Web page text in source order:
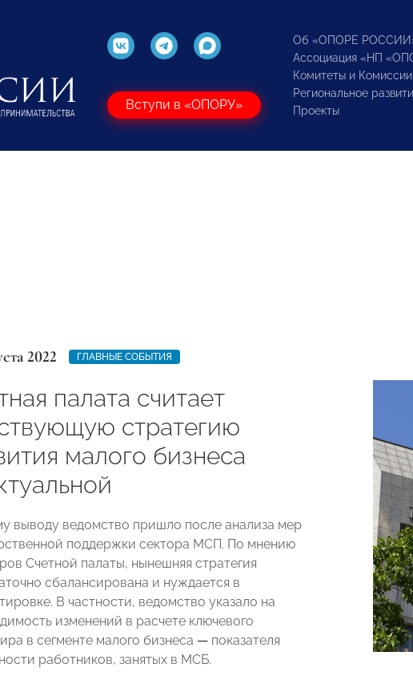
Вступи в «ОПОРУ»
Об «ОПОРЕ
Ассоциация «НП
Комитеты и Комиссии
Региональное
Проекты
2022 ГЛАВНЫЕ СОБЫТИЯ
палата считает
стратегию
малого бизнеса
выводу ведомство пришло после анализа мер
поддержки сектора МСП. По мнению
Счетной палаты, нынешняя стратегия
сбалансирована и нуждается в
В частности, ведомство указало на
изменений в расчете ключевого
в сегменте малого бизнеса — показателя
работников, занятых в МСБ.